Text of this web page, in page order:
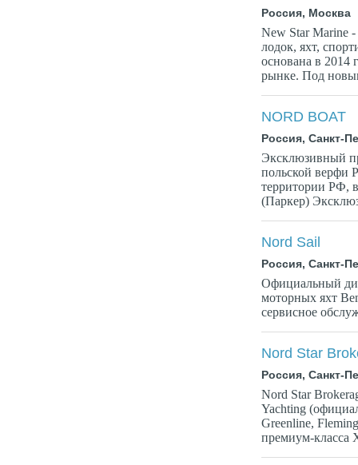
Россия, Москва
New Star Marine
лодок, яхт,
основана в 2014
рынке. Под
NORD BOAT
Россия, Санкт-
Эксклюзивный
польской верфи
территории РФ,
(Паркер)
Nord Sail
Россия, Санкт-
Официальный
моторных яхт
сервисное
Nord Star
Россия, Санкт-
Nord Star
Yachting
Greenline,
премиум-класса